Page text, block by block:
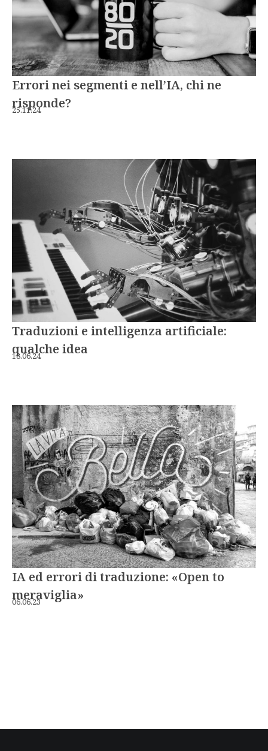
Errori nei segmenti e nell’IA, chi ne
risponde?
25.11.24
Traduzioni e intelligenza artificiale:
qualche idea
18.06.24
IA ed errori di traduzione: «Open to
meraviglia»
06.06.23